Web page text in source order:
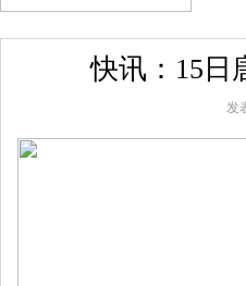
快讯：15日
发